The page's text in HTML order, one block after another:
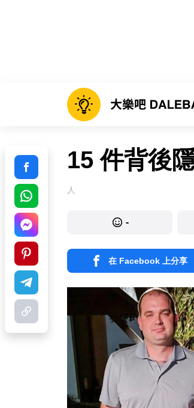
15 件背後
人
-
在 Facebook 上分享